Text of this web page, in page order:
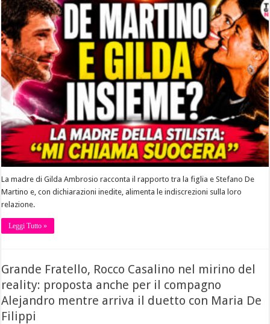
La madre di Gilda Ambrosio racconta il rapporto tra la figlia e Stefano De
Martino e, con dichiarazioni inedite, alimenta le indiscrezioni sulla loro
relazione.
Leggi Tutto »
Grande Fratello, Rocco Casalino nel mirino del
reality: proposta anche per il compagno
Alejandro mentre arriva il duetto con Maria De
Filippi